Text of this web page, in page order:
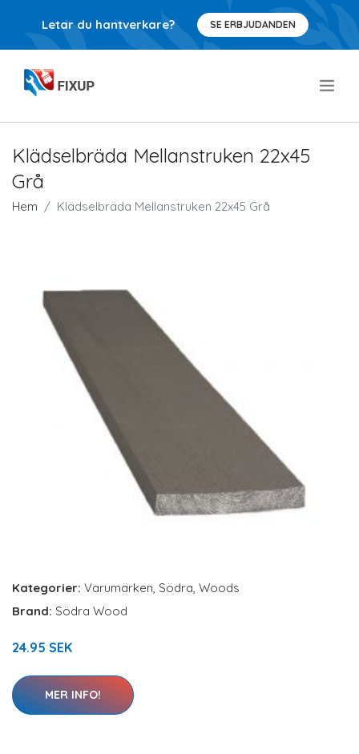
Letar du hantverkare? SE ERBJUDANDEN
Klädselbräda Mellanstruken 22x45
Grå
Hem Klädselbräda Mellanstruken 22x45 Grå
Kategorier: Varumärken, Södra, Woods
Brand: Södra Wood
24.95 SEK
MER INFO!